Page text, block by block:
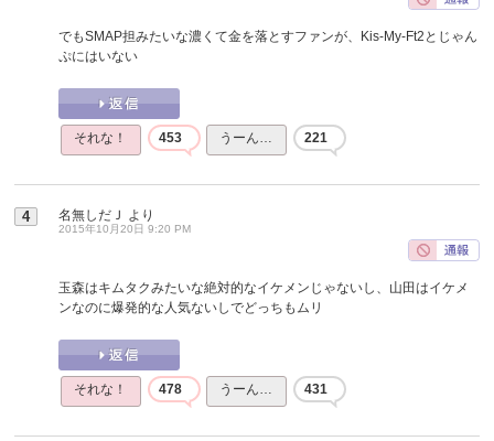
でもSMAP担みたいな濃くて金を落とすファンが、Kis-My-Ft2とじゃん
ぷにはいない
それな！ 453 うーん… 221
4 名無しだＪ より
2015年10月20日 9:20 PM
玉森はキムタクみたいな絶対的なイケメンじゃないし、山田はイケメ
ンなのに爆発的な人気ないしでどっちもムリ
それな！ 478 うーん… 431